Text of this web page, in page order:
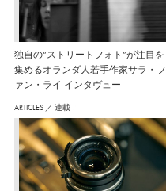
独自の“ストリートフォト”が注目を
集めるオランダ人若手作家サラ・フ
ァン・ライ インタヴュー
ARTICLES ／ 連載